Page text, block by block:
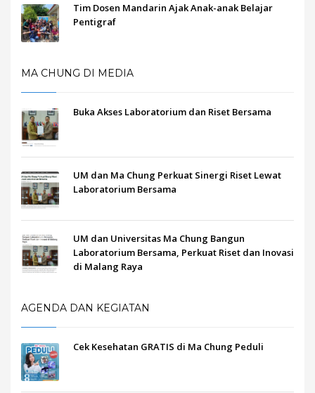
Tim Dosen Mandarin Ajak Anak-anak Belajar
Pentigraf
MA CHUNG DI MEDIA
Buka Akses Laboratorium dan Riset Bersama
UM dan Ma Chung Perkuat Sinergi Riset Lewat
Laboratorium Bersama
UM dan Universitas Ma Chung Bangun
Laboratorium Bersama, Perkuat Riset dan Inovasi
di Malang Raya
AGENDA DAN KEGIATAN
Cek Kesehatan GRATIS di Ma Chung Peduli